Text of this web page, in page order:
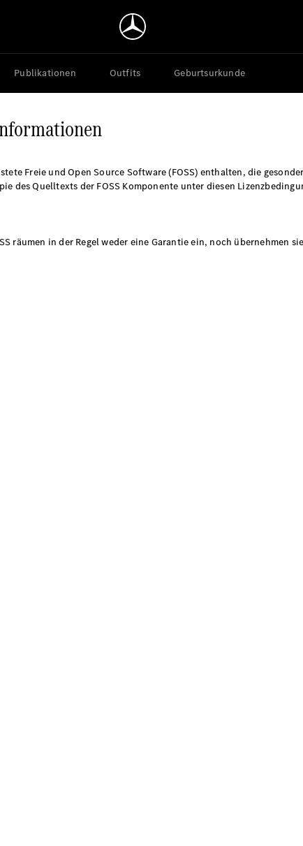
Publikationen Outfits Geburtsurkunde
Freie und Open Source Software (FOSS) enthalten, die
des Quelltexts der FOSS Komponente unter diesen
räumen in der Regel weder eine Garantie ein, noch übernehmen